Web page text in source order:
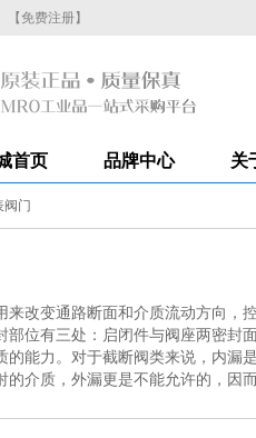
【免费注册】
首页 品牌中心 关
阀门
来改变通路断面和介质流动方向
部位有三处：启闭件与阀座两密
的能力。对于截断阀类来说，内
的介质，外漏更是不能允许的，因